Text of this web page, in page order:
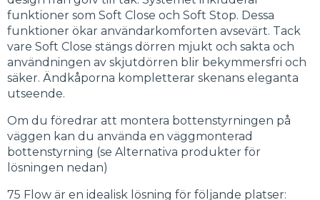
funktioner som Soft Close och Soft Stop. Dessa
funktioner ökar användarkomforten avsevärt. Tack
vare Soft Close stängs dörren mjukt och sakta och
användningen av skjutdörren blir bekymmersfri och
säker. Ändkåporna kompletterar skenans eleganta
utseende.
Om du föredrar att montera bottenstyrningen på
väggen kan du använda en väggmonterad
bottenstyrning (se Alternativa produkter för
lösningen nedan)
75 Flow är en idealisk lösning för följande platser: